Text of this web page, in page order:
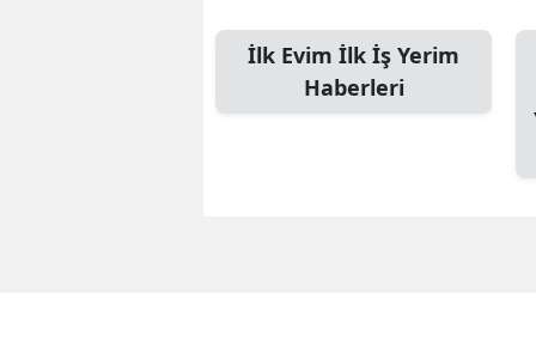
İlk Evim İlk İş Yerim
Haberleri